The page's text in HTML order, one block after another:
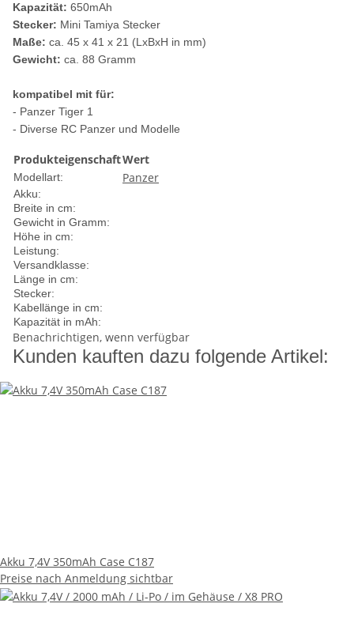
Kapazität: 650mAh
Stecker: Mini Tamiya Stecker
Maße: ca. 45 x 41 x 21 (LxBxH in mm)
Gewicht: ca. 88 Gramm
kompatibel mit für:
- Panzer Tiger 1
- Diverse RC Panzer und Modelle
ProdukteigenschaftWert
Modellart: Panzer
Akku:
Breite in cm:
Gewicht in Gramm:
Höhe in cm:
Leistung:
Versandklasse:
Länge in cm:
Stecker:
Kabellänge in cm:
Kapazität in mAh:
Benachrichtigen, wenn verfügbar
Kunden kauften dazu folgende Artikel:
Akku 7,4V 350mAh Case C187
Preise nach Anmeldung sichtbar